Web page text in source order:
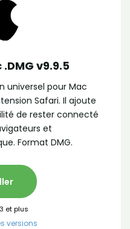
v9.9.5
universel pour Mac
Safari. Il ajoute
de rester connecté
et
Format DMG.
et plus
versions